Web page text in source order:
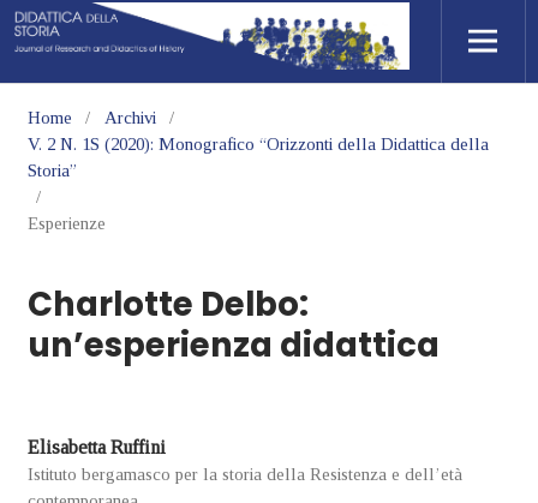
Home / Archivi
/
V. 2 N. 1S (2020): Monografico “Orizzonti della Didattica della
Storia”
/
Esperienze
Charlotte Delbo:
un’esperienza didattica
Elisabetta Ruffini
Istituto bergamasco per la storia della Resistenza e dell’età